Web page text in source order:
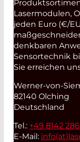
Lasermodulen,
jeden Euro (€/
denkbaren
Sensortechnik
Sie erreichen
Werner-von-
82140 Olching
Deutschland
Tel.: +49 8142
E-Mail: info(at)